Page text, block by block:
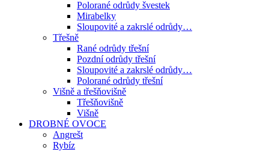
Polorané odrůdy švestek
Mirabelky
Sloupovité a zakrslé odrůdy…
Třešně
Rané odrůdy třešní
Pozdní odrůdy třešní
Sloupovité a zakrslé odrůdy…
Polorané odrůdy třešní
Višně a třešňovišně
Třešňovišně
Višně
DROBNÉ OVOCE
Angrešt
Rybíz